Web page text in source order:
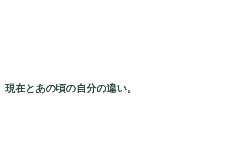
現在とあの頃の自分の違い。